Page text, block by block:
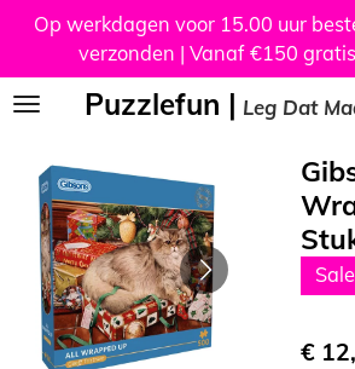
Ga
naar
de
Puzzlefun | Leg Dat
Op werkdagen voor 15.00 uur
verzonden | Vanaf €150
€